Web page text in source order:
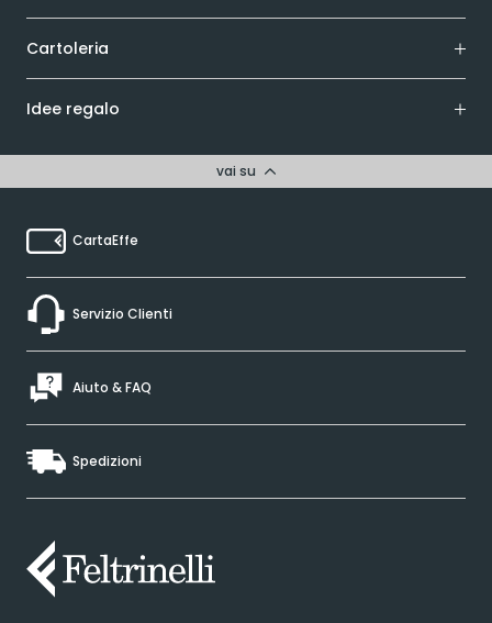
Cartoleria
Idee regalo
vai su
CartaEffe
Servizio Clienti
Aiuto & FAQ
Spedizioni